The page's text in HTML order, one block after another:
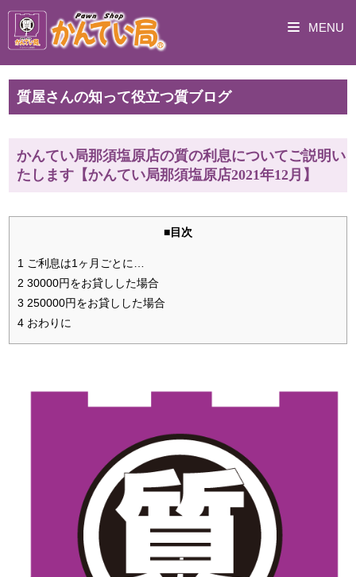
MENU
質屋さんの知って役立つ質ブログ
かんてい局那須塩原店の質の利息についてご説明い
たします【かんてい局那須塩原店2021年12月】
■目次
1 ご利息は1ヶ月ごとに…
2 30000円をお貸しした場合
3 250000円をお貸しした場合
4 おわりに